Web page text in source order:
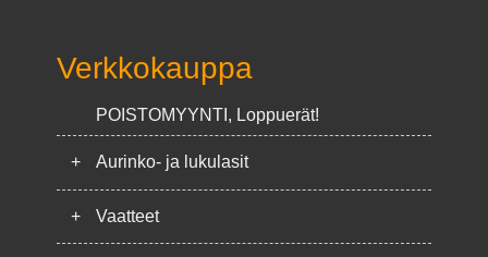
Verkkokauppa
POISTOMYYNTI, Loppuerät!
+ Aurinko- ja lukulasit
+ Vaatteet